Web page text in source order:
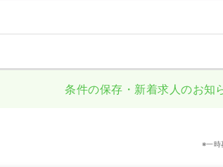
条件の保存・新着求人のお知
※一時